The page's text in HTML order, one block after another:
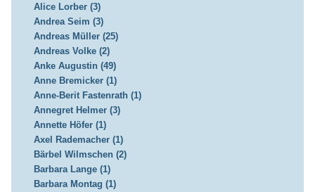
Alice Lorber (3)
Andrea Seim (3)
Andreas Müller (25)
Andreas Volke (2)
Anke Augustin (49)
Anne Bremicker (1)
Anne-Berit Fastenrath (1)
Annegret Helmer (3)
Annette Höfer (1)
Axel Rademacher (1)
Bärbel Wilmschen (2)
Barbara Lange (1)
Barbara Montag (1)